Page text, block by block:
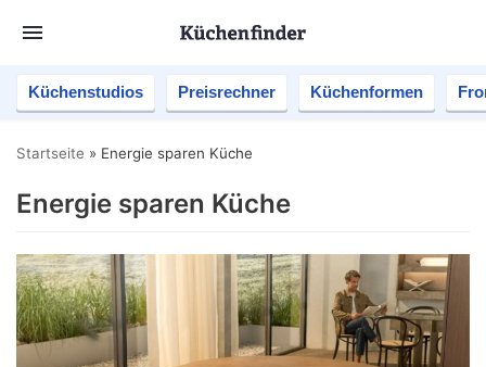
Küchenstudios Preisrechner Küchenformen
Startseite » Energie sparen Küche
Energie sparen Küche